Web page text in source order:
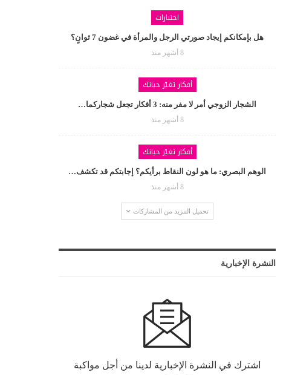
اختبارات
هل بإمكانكم إيجاد صورتي الرجل والمرأة في غضون 7 ثوانٍ؟
8 أشهر منذ
أفكار تغيّر حياتك
الشجار الزوجي أمر لا مفر منه: 3 أفكار تجعل شجاركما…
8 أشهر منذ
أفكار تغيّر حياتك
الوهم البصري: ما هو لون النقاط برأيكم؟ إجابتكم قد تكشف…
8 أشهر منذ
تحميل المزيد من المشاركات
النشرة الإخبارية
اشترك في النشرة الإخبارية لدينا من أجل مواكبة